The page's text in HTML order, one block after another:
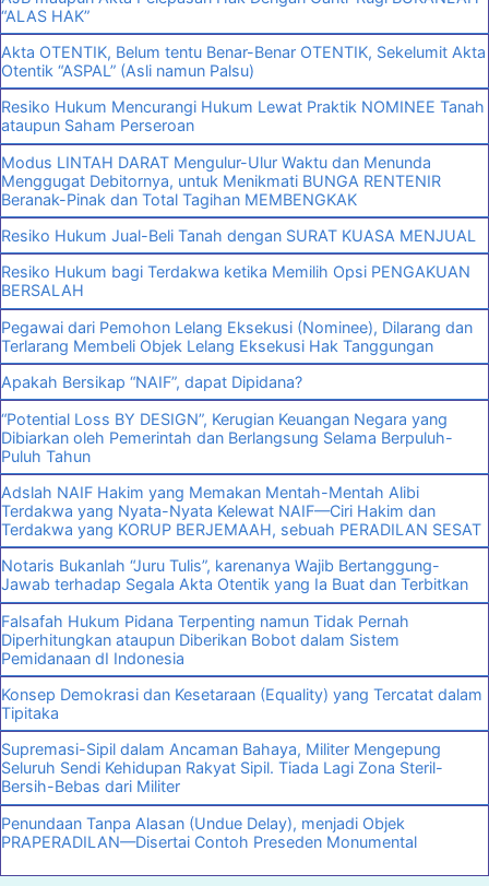
“ALAS HAK”
Akta OTENTIK, Belum tentu Benar-Benar OTENTIK, Sekelumit Akta
Otentik “ASPAL” (Asli namun Palsu)
Resiko Hukum Mencurangi Hukum Lewat Praktik NOMINEE Tanah
ataupun Saham Perseroan
Modus LINTAH DARAT Mengulur-Ulur Waktu dan Menunda
Menggugat Debitornya, untuk Menikmati BUNGA RENTENIR
Beranak-Pinak dan Total Tagihan MEMBENGKAK
Resiko Hukum Jual-Beli Tanah dengan SURAT KUASA MENJUAL
Resiko Hukum bagi Terdakwa ketika Memilih Opsi PENGAKUAN
BERSALAH
Pegawai dari Pemohon Lelang Eksekusi (Nominee), Dilarang dan
Terlarang Membeli Objek Lelang Eksekusi Hak Tanggungan
Apakah Bersikap “NAIF”, dapat Dipidana?
“Potential Loss BY DESIGN”, Kerugian Keuangan Negara yang
Dibiarkan oleh Pemerintah dan Berlangsung Selama Berpuluh-
Puluh Tahun
Adslah NAIF Hakim yang Memakan Mentah-Mentah Alibi
Terdakwa yang Nyata-Nyata Kelewat NAIF—Ciri Hakim dan
Terdakwa yang KORUP BERJEMAAH, sebuah PERADILAN SESAT
Notaris Bukanlah “Juru Tulis”, karenanya Wajib Bertanggung-
Jawab terhadap Segala Akta Otentik yang Ia Buat dan Terbitkan
Falsafah Hukum Pidana Terpenting namun Tidak Pernah
Diperhitungkan ataupun Diberikan Bobot dalam Sistem
Pemidanaan dI Indonesia
Konsep Demokrasi dan Kesetaraan (Equality) yang Tercatat dalam
Tipitaka
Supremasi-Sipil dalam Ancaman Bahaya, Militer Mengepung
Seluruh Sendi Kehidupan Rakyat Sipil. Tiada Lagi Zona Steril-
Bersih-Bebas dari Militer
Penundaan Tanpa Alasan (Undue Delay), menjadi Objek
PRAPERADILAN—Disertai Contoh Preseden Monumental